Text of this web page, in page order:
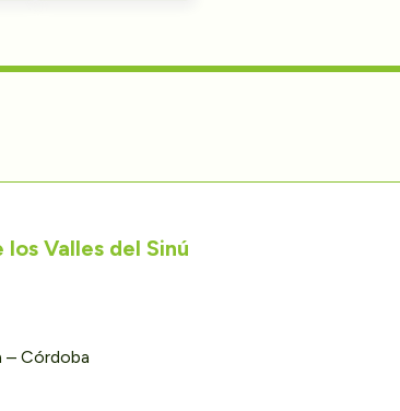
Valles del Sinú
– Córdoba